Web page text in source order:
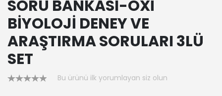
SORU BANKASI-OXİ
BİYOLOJİ DENEY VE
ARAŞTIRMA SORULARI 3LÜ
SET
Bu ürünü ilk yorumlayan siz olun